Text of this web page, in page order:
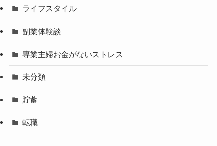
ライフスタイル
副業体験談
専業主婦お金がないストレス
未分類
貯蓄
転職